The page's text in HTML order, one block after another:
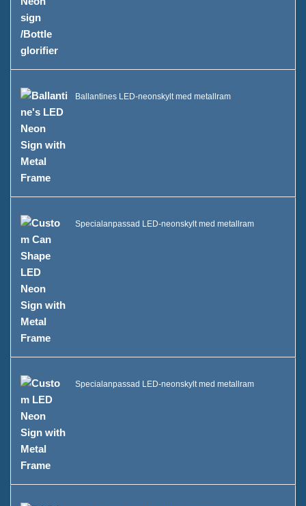
Ballantines LED-neonskylt med metallram
Specialanpassad LED-neonskylt med metallram
Specialanpassad LED-neonskylt med metallram